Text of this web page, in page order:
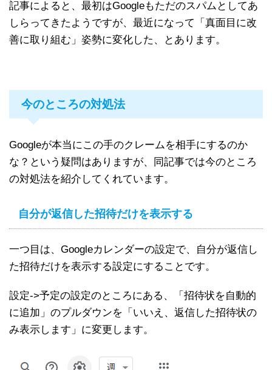
記事によると、最初はGoogleもただのスパムとしてあ
しらってきたようですが、最近になって「真面目に改
善に取り組む」姿勢に変化した、とあります。
今のところの対処法
Googleが本当にこの手のクレームを相手にするのか
な？という疑問はありますが、同記事では今のところ
の対処法を紹介してくれています。
自分が返信した招待だけを表示する
一つ目は、Googleカレンダーの設定で、自分が返信し
た招待だけを表示する設定にすることです。
設定->予定の設定のところにある、「招待状を自動的
に追加」のプルダウンを「いいえ、返信した招待状の
み表示します」に変更します。